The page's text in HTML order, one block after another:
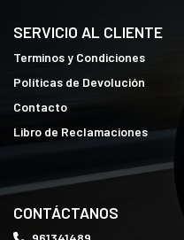
SERVICIO AL CLIENTE
Terminos y Condiciones
Políticas de Devolución
Contacto
Libro de Reclamaciones
CONTÁCTANOS